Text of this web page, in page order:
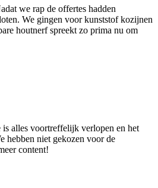
we rap de offertes hadden
We gingen voor kunststof kozijnen
houtnerf spreekt zo prima nu om
is alles voortreffelijk verlopen en het
hebben niet gekozen voor de
content!